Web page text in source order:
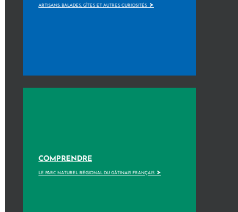
ARTISANS, BALADES, GÎTES ET AUTRES CURIOSITÉS >
COMPRENDRE
LE PARC NATUREL RÉGIONAL DU GÂTINAIS FRANÇAIS >